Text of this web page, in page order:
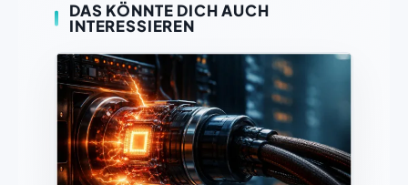
DAS KÖNNTE DICH AUCH
INTERESSIEREN